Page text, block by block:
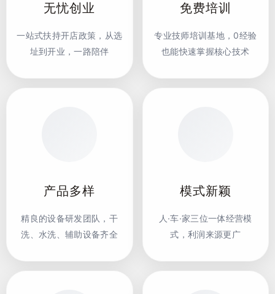
无忧创业
一站式扶持开店政策，从选
址到开业，一路陪伴
免费培训
专业技师培训基地，0经验
也能快速掌握核心技术
产品多样
精良的设备研发团队，干
洗、水洗、辅助设备齐全
模式新颖
人·车·家三位一体经营模
式，利润来源更广